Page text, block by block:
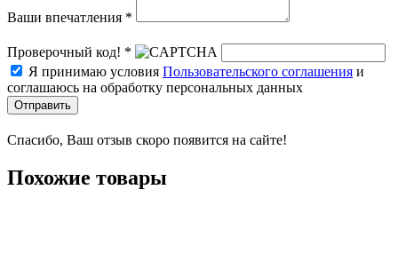
Ваши впечатления *
Проверочный код! *
Я принимаю условия Пользовательского соглашения и
соглашаюсь на обработку персональных данных
Отправить
Спасибо, Ваш отзыв скоро появится на сайте!
Похожие товары